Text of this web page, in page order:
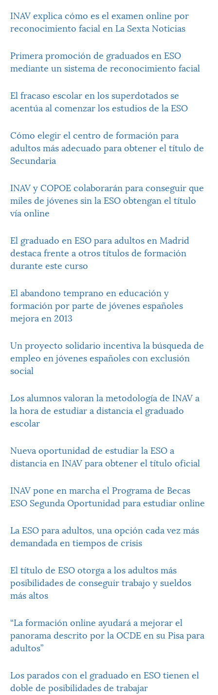
INAV explica cómo es el examen online por
reconocimiento facial en La Sexta Noticias
Primera promoción de graduados en ESO
mediante un sistema de reconocimiento facial
El fracaso escolar en los superdotados se
acentúa al comenzar los estudios de la ESO
Cómo elegir el centro de formación para
adultos más adecuado para obtener el título de
Secundaria
INAV y COPOE colaborarán para conseguir que
miles de jóvenes sin la ESO obtengan el título
vía online
El graduado en ESO para adultos en Madrid
destaca frente a otros títulos de formación
durante este curso
El abandono temprano en educación y
formación por parte de jóvenes españoles
mejora en 2013
Un proyecto solidario incentiva la búsqueda de
empleo en jóvenes españoles con exclusión
social
Los alumnos valoran la metodología de INAV a
la hora de estudiar a distancia el graduado
escolar
Nueva oportunidad de estudiar la ESO a
distancia en INAV para obtener el título oficial
INAV pone en marcha el Programa de Becas
ESO Segunda Oportunidad para estudiar online
La ESO para adultos, una opción cada vez más
demandada en tiempos de crisis
El título de ESO otorga a los adultos más
posibilidades de conseguir trabajo y sueldos
más altos
“La formación online ayudará a mejorar el
panorama descrito por la OCDE en su Pisa para
adultos”
Los parados con el graduado en ESO tienen el
doble de posibilidades de trabajar